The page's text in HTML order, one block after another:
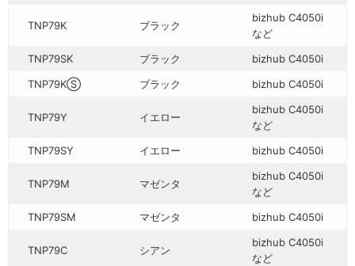
TNP79K ブラック
bizhub C4050i
など
TNP79SK
ブラック
bizhub C4050i
TNP79KⓈ
ブラック bizhub C4050i
TNP79Y イエロー
bizhub C4050i
など
TNP79SY
イエロー bizhub C4050i
TNP79M マゼンタ
bizhub C4050i
など
TNP79SM
マゼンタ bizhub C4050i
TNP79C シアン
bizhub C4050i
など